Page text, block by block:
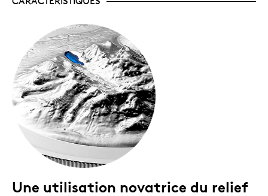
géographie dans le monde entier. Ne ratez pas
Un certificat numéroté!
canadienne certifie l’authenticité de toutes ses
pièces de collection.
Une utilisation novatrice du relief